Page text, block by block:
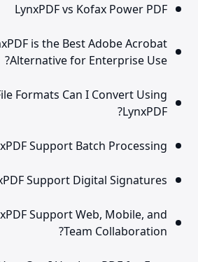
LynxPDF vs Kofax Power PDF
is the Best Adobe Acrobat
Alternative for Enterprise Use?
Formats Can I Convert Using
LynxPDF?
Support Batch Processing?
Support Digital Signatures？
Support Web, Mobile, and
Team Collaboration?